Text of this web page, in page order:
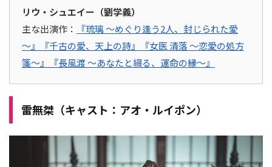
リウ・シュエイー（劉学義）
主な出演作：
『琉璃 ～めぐり逢う2人、封じられた愛
～』
『千古の愛、天上の詩』
『女医 清落 ～恋愛の処方
箋～』
『長風渡 ～あなたと綴る、運命の縁～』
雷無桀（キャスト：アオ・ルイポン）